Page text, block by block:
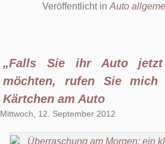
Veröffentlicht in Auto
„Falls Sie ihr Auto
möchten, rufen Sie
Kärtchen am Auto
Mittwoch, 12. September 2012